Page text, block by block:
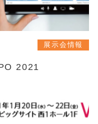
展示会情報
2021